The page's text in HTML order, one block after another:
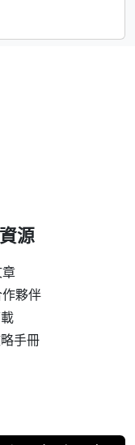
源
夥伴
手冊